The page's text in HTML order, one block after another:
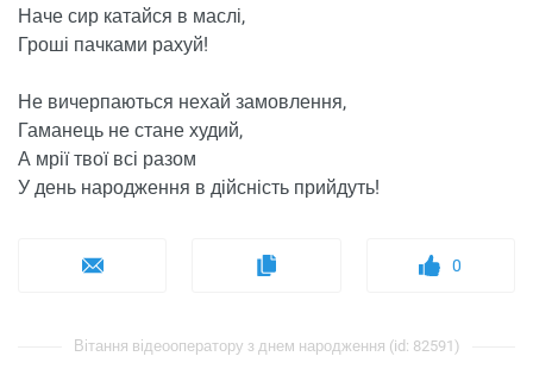
Наче сир катайся в маслі,
Гроші пачками рахуй!
Не вичерпаються нехай замовлення,
Гаманець не стане худий,
А мрії твої всі разом
У день народження в дійсність прийдуть!
0
Вітання відеооператору з днем ​​народження (id: 82591)